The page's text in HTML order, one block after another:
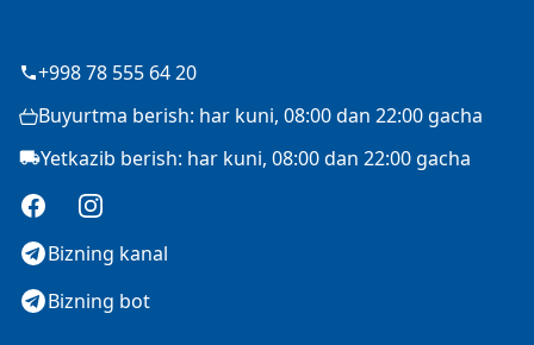
+998 78 555 64 20
Buyurtma berish: har kuni, 08:00 dan 22:00 gacha
Yetkazib berish: har kuni, 08:00 dan 22:00 gacha
FacebookInstagram
Bizning kanal
Bizning bot